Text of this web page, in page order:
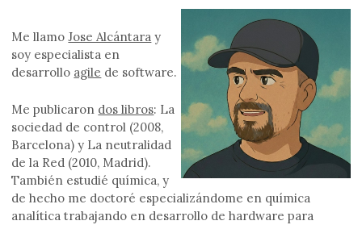
Me llamoJose Alcántara y
soy especialista en
desarrollo agile de software.
Me publicaron dos libros: La
sociedad de control (2008,
Barcelona) y La neutralidad
de la Red (2010, Madrid).
También estudié química, y
de hecho me doctoré especializándome en química
analítica trabajando en desarrollo de hardware para